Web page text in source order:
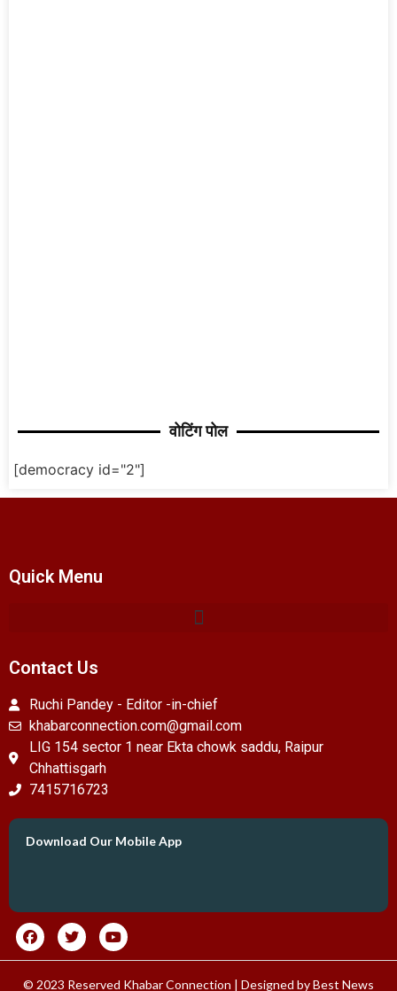
वोटिंग पोल
[democracy id="2"]
Quick Menu
Contact Us
Ruchi Pandey - Editor -in-chief
khabarconnection.com@gmail.com
LIG 154 sector 1 near Ekta chowk saddu, Raipur
Chhattisgarh
7415716723
Download Our Mobile App
© 2023 Reserved Khabar Connection | Designed byBest News